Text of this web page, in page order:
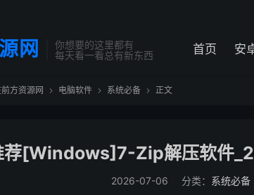
网
你想要的这里都有
每天看一看总有新东西
首页 安
方资源网  电脑软件  系统必备  正文
荐[Windows]7-Zip解压软件
2026-07-06 分类： 系统必备